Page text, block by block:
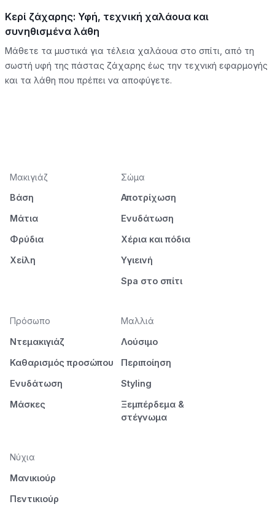
Κερί ζάχαρης: Υφή, τεχνική χαλάουα και
συνηθισμένα λάθη
Μάθετε τα μυστικά για τέλεια χαλάουα στο σπίτι, από τη
σωστή υφή της πάστας ζάχαρης έως την τεχνική εφαρμογής
και τα λάθη που πρέπει να αποφύγετε.
Μακιγιάζ
Βάση
Μάτια
Φρύδια
Χείλη
Σώμα
Αποτρίχωση
Ενυδάτωση
Χέρια και πόδια
Υγιεινή
Spa στο σπίτι
Πρόσωπο
Ντεμακιγιάζ
Καθαρισμός προσώπου
Ενυδάτωση
Μάσκες
Μαλλιά
Λούσιμο
Περιποίηση
Styling
Ξεμπέρδεμα &
στέγνωμα
Νύχια
Μανικιούρ
Πεντικιούρ